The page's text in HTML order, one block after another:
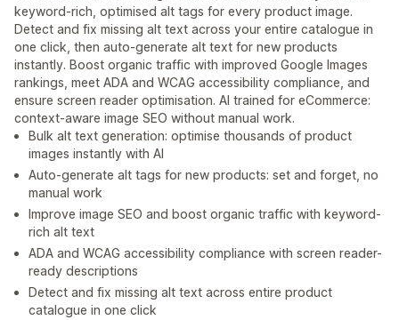
keyword-rich, optimised alt tags for every product image.
Detect and fix missing alt text across your entire catalogue in
one click, then auto-generate alt text for new products
instantly. Boost organic traffic with improved Google Images
rankings, meet ADA and WCAG accessibility compliance, and
ensure screen reader optimisation. AI trained for eCommerce:
context-aware image SEO without manual work.
Bulk alt text generation: optimise thousands of product
images instantly with AI
Auto-generate alt tags for new products: set and forget, no
manual work
Improve image SEO and boost organic traffic with keyword-
rich alt text
ADA and WCAG accessibility compliance with screen reader-
ready descriptions
Detect and fix missing alt text across entire product
catalogue in one click